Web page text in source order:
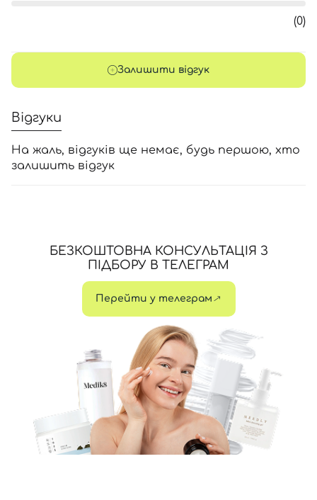
(0)
Залишити відгук
Відгуки
На жаль, відгуків ще немає, будь першою, хто
залишить відгук
БЕЗКОШТОВНА КОНСУЛЬТАЦІЯ З
ПІДБОРУ В ТЕЛЕГРАМ
Перейти у телеграм